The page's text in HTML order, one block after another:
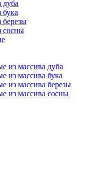
дуба
березы
сосны
из массива дуба
из массива бука
из массива березы
из массива сосны